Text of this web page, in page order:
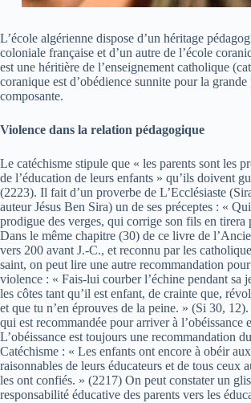
L’école algérienne dispose d’un héritage
coloniale française et d’un autre de l’école
est une héritière de l’enseignement catholique
coranique est d’obédience sunnite pour la grande
composante.
Violence dans la relation pédagogique
Le catéchisme stipule que « les parents sont les
de l’éducation de leurs enfants » qu’ils doivent
(2223). Il fait d’un proverbe de L’Ecclésiaste
auteur Jésus Ben Sira) un de ses préceptes : «
prodigue des verges, qui corrige son fils en
Dans le même chapitre (30) de ce livre de
vers 200 avant J.-C., et reconnu par les
saint, on peut lire une autre recommandation
violence : « Fais-lui courber l’échine pendant sa
les côtes tant qu’il est enfant, de crainte que,
et que tu n’en éprouves de la peine. » (Si 30,
qui est recommandée pour arriver à l’obéissance
L’obéissance est toujours une recommandation
Catéchisme : « Les enfants ont encore à obéir
raisonnables de leurs éducateurs et de tous ceux
les ont confiés. » (2217) On peut constater un
responsabilité éducative des parents vers les